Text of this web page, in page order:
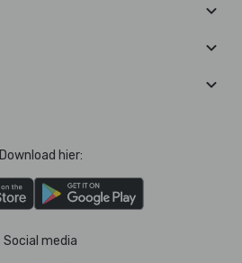
Download hier:
Social media